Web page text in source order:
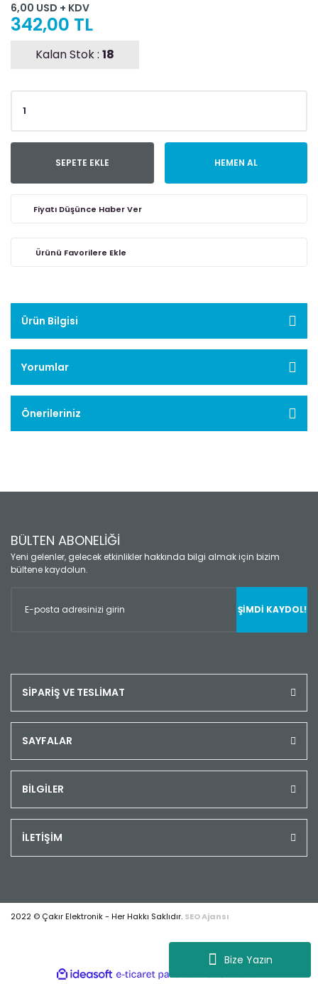
Bize Yazın
6,00 USD + KDV
342,00 TL
Kalan Stok : 18
SEPETE EKLE HEMEN AL
Fiyatı Düşünce Haber Ver
Ürün Bilgisi
Yorumlar
Önerileriniz
BÜLTEN ABONELİĞİ
Yeni gelenler, gelecek etkinlikler hakkında bilgi almak için bizim
bültene kaydolun.
ŞİMDİ KAYDOL!
SİPARİŞ VE TESLİMAT
SAYFALAR
BİLGİLER
İLETİŞİM
2022 © Çakır Elektronik - Her Hakkı Saklıdır. SEO Ajansı
ideasoft